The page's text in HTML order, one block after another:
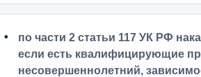
по части 2 статьи 117 УК РФ
если есть квалифицирующие
несовершеннолетний,